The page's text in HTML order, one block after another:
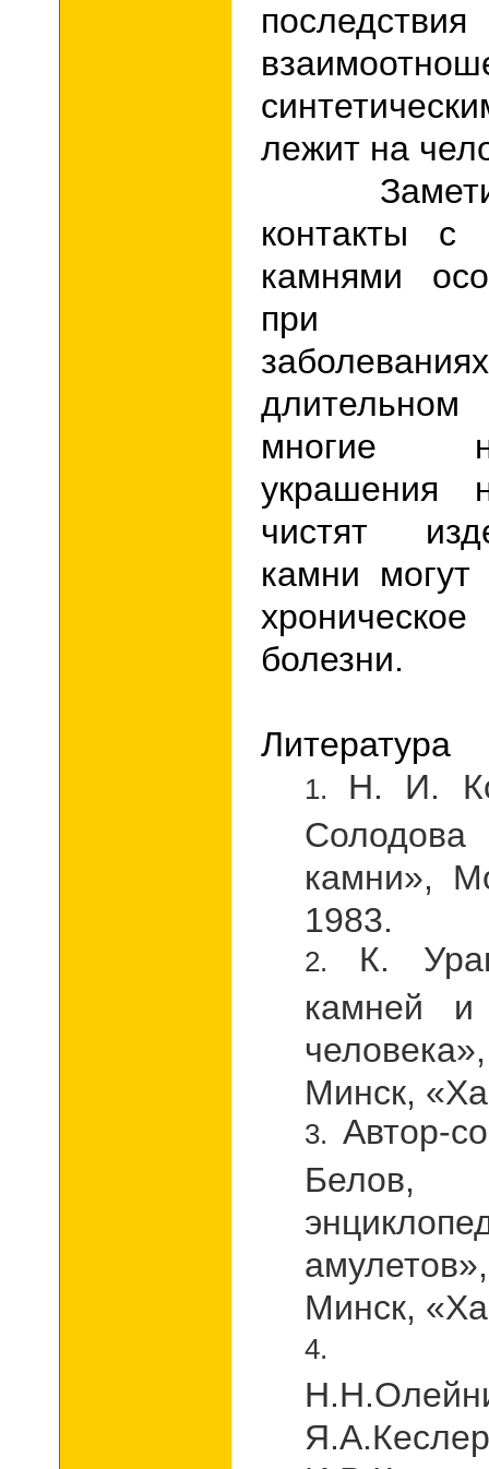
последствия
лежит на
Заметим,
контакты с
камнями
при
многие
чистят
камни могут
болезни.
Литература
Н. И.
камни»,
1983.
К.
камней
Минск,
Автор-
Минск,